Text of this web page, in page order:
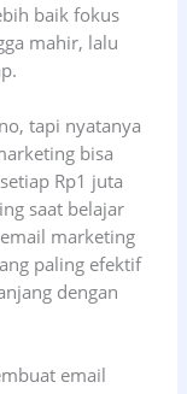
baik fokus
mahir, lalu
tapi nyatanya
bisa
Rp1 juta
saat belajar
marketing
paling efektif
dengan
email